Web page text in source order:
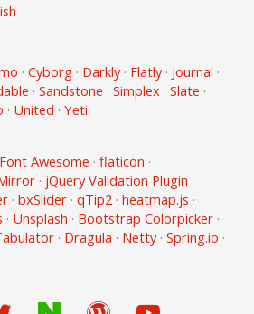
· Cyborg · Darkly· Flatly· Journal ·
· Sandstone · Simplex · Slate ·
· United · Yeti
Font Awesome · flaticon ·
· jQuery Validation Plugin ·
· bxSlider · qTip2 · heatmap.js ·
· Unsplash · Bootstrap Colorpicker ·
· Dragula · Netty· Spring.io ·